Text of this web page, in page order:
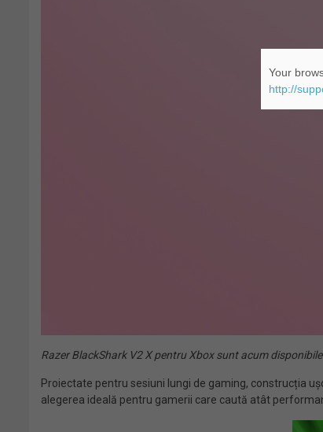
Razer BlackShark V2 X pentru Xbox sunt acum
Proiectate pentru sesiuni lungi de gaming, construcția
alegerea ideală pentru gamerii care caută atât
Your
http://